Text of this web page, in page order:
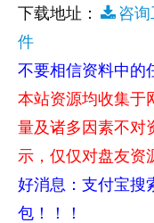
下载地址：
咨
件
不要相信资料中的
本站资源均收集于
量及诸多因素不对
示，仅仅对盘友资
好消息：支付宝搜
包！！！